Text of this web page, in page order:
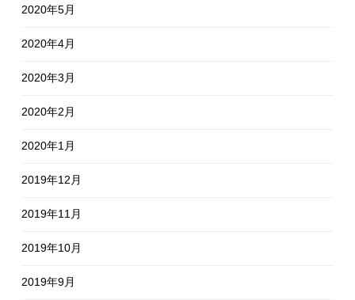
2020年5月
2020年4月
2020年3月
2020年2月
2020年1月
2019年12月
2019年11月
2019年10月
2019年9月